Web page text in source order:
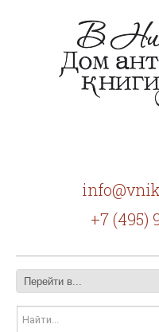
+7 (495)